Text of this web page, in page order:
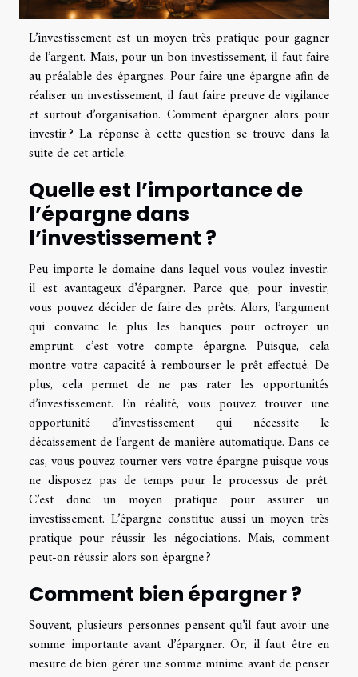
L’investissement est un moyen très pratique pour gagner
de l’argent. Mais, pour un bon investissement, il faut faire
au préalable des épargnes. Pour faire une épargne afin de
réaliser un investissement, il faut faire preuve de vigilance
et surtout d’organisation. Comment épargner alors pour
investir ? La réponse à cette question se trouve dans la
suite de cet article.
Quelle est l’importance de
l’épargne dans
l’investissement ?
Peu importe le domaine dans lequel vous voulez investir,
il est avantageux d’épargner. Parce que, pour investir,
vous pouvez décider de faire des prêts. Alors, l’argument
qui convainc le plus les banques pour octroyer un
emprunt, c’est votre compte épargne. Puisque, cela
montre votre capacité à rembourser le prêt effectué. De
plus, cela permet de ne pas rater les opportunités
d’investissement. En réalité, vous pouvez trouver une
opportunité d’investissement qui nécessite le
décaissement de l’argent de manière automatique. Dans ce
cas, vous pouvez tourner vers votre épargne puisque vous
ne disposez pas de temps pour le processus de prêt.
C’est donc un moyen pratique pour assurer un
investissement. L’épargne constitue aussi un moyen très
pratique pour réussir les négociations. Mais, comment
peut-on réussir alors son épargne ?
Comment bien épargner ?
Souvent, plusieurs personnes pensent qu’il faut avoir une
somme importante avant d’épargner. Or, il faut être en
mesure de bien gérer une somme minime avant de penser